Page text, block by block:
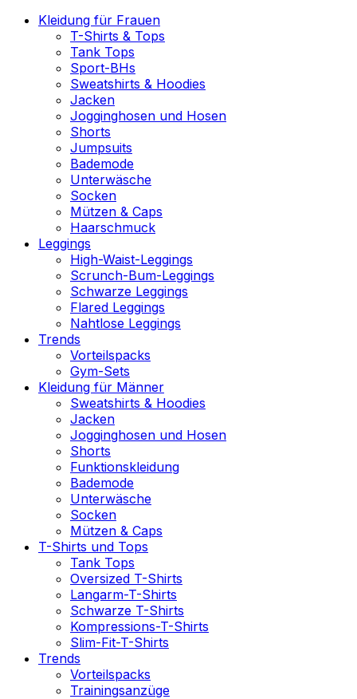
Kleidung für Frauen
T-Shirts & Tops
Tank Tops
Sport-BHs
Sweatshirts & Hoodies
Jacken
Jogginghosen und Hosen
Shorts
Jumpsuits
Bademode
Unterwäsche
Socken
Mützen & Caps
Haarschmuck
Leggings
High-Waist-Leggings
Scrunch-Bum-Leggings
Schwarze Leggings
Flared Leggings
Nahtlose Leggings
Trends
Vorteilspacks
Gym-Sets
Kleidung für Männer
Sweatshirts & Hoodies
Jacken
Jogginghosen und Hosen
Shorts
Funktionskleidung
Bademode
Unterwäsche
Socken
Mützen & Caps
T-Shirts und Tops
Tank Tops
Oversized T-Shirts
Langarm-T-Shirts
Schwarze T-Shirts
Kompressions-T-Shirts
Slim-Fit-T-Shirts
Trends
Vorteilspacks
Trainingsanzüge